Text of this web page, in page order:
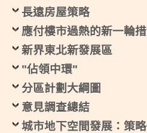
長遠房屋策略
應付樓市過熱的新一輪
新界東北新發展區
"佔領中環"
分區計劃大綱圖
意見調查總結
城市地下空間發展：策